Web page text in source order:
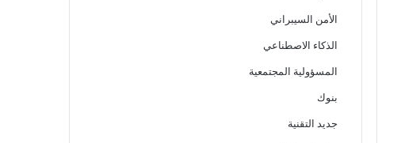
الأمن السيبراني
الذكاء الاصطناعي
المسؤولية المجتمعية
بنوك
جديد التقنية